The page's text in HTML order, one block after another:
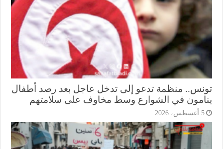
منظمة تدعو إلى تدخل عاجل بعد رصد أطفال
في الشوارع وسط مخاوف على سلامتهم